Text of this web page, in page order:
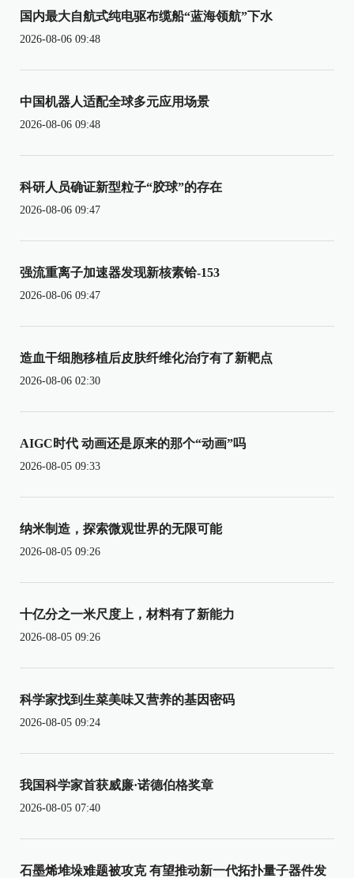
国内最大自航式纯电驱布缆船“蓝海领航”下水
2026-08-06 09:48
中国机器人适配全球多元应用场景
2026-08-06 09:48
科研人员确证新型粒子“胶球”的存在
2026-08-06 09:47
强流重离子加速器发现新核素铪-153
2026-08-06 09:47
造血干细胞移植后皮肤纤维化治疗有了新靶点
2026-08-06 02:30
AIGC时代 动画还是原来的那个“动画”吗
2026-08-05 09:33
纳米制造，探索微观世界的无限可能
2026-08-05 09:26
十亿分之一米尺度上，材料有了新能力
2026-08-05 09:26
科学家找到生菜美味又营养的基因密码
2026-08-05 09:24
我国科学家首获威廉·诺德伯格奖章
2026-08-05 07:40
石墨烯堆垛难题被攻克 有望推动新一代拓扑量子器件发